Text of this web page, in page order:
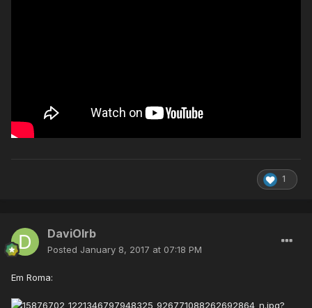
1
DaviOlrb
Posted January 8, 2017 at 07:18 PM
Em Roma: